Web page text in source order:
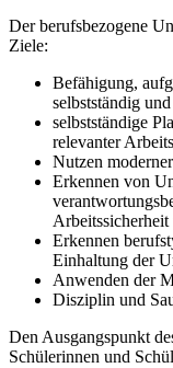
Der berufsbezogene
Ziele:
Befähigung,
selbstständig
selbstständige
relevanter
Nutzen
Erkennen von
Erkennen
Einhaltung der
Anwenden der
Disziplin und
Den Ausgangspunkt
Schülerinnen und